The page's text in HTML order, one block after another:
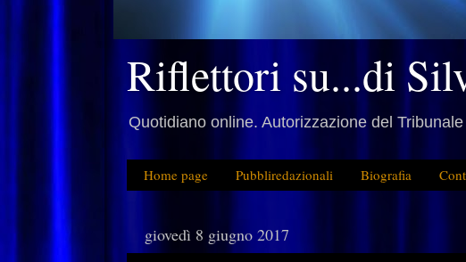
Riflettori su...di
Quotidiano online. Autorizzazione del
Home page Pubbliredazionali Biografia
giovedì 8 giugno 2017